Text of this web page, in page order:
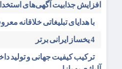
افزایش جذابیت آگهی‌های
با هدایای تبلیغاتی خلاقانه
4 یخساز ایرانی برتر
ترکیب کیفیت جهانی و تولید